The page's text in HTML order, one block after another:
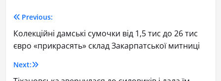
Previous:
Колекційні дамські сумочки від 1,5 тис до 26 тис
євро «прикрасять» склад Закарпатської митниці
Next: